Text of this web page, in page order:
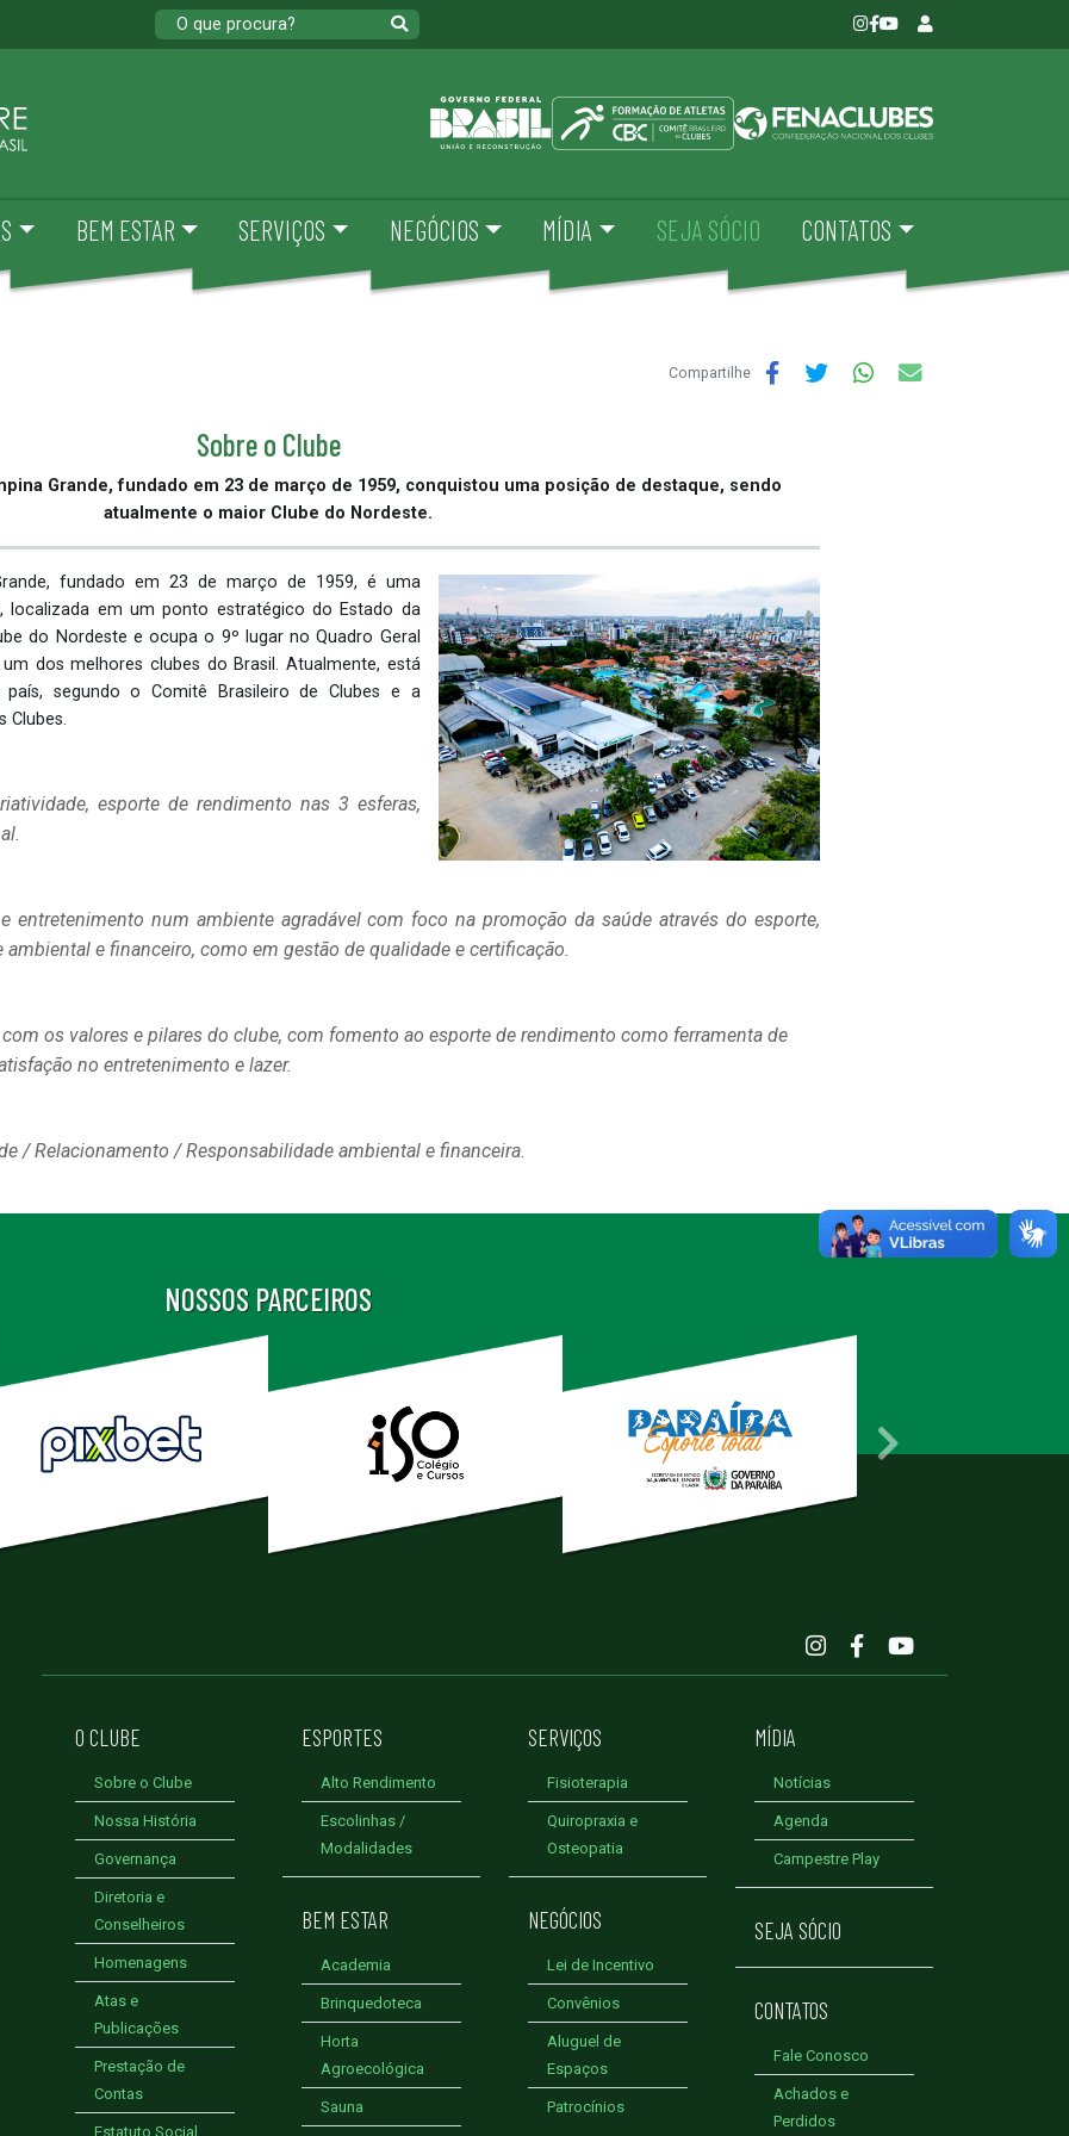
BEM ESTAR SERVIÇOS NEGÓCIOS MÍDIA SEJA SÓCIO CONTATOS
Compartilhe
Sobre o Clube
Grande, fundado em 23 de março de 1959, conquistou uma posição de destaque, sendo
atualmente o maior Clube do Nordeste.
fundado em 23 de março de 1959, é uma
localizada em um ponto estratégico do Estado da
do Nordeste e ocupa o 9º lugar no Quadro Geral
dos melhores clubes do Brasil. Atualmente, está
segundo o Comitê Brasileiro de Clubes e a
Clubes.
esporte de rendimento nas 3 esferas,
entretenimento num ambiente agradável com foco na promoção da saúde através do esporte,
e financeiro, como em gestão de qualidade e certificação.
os valores e pilares do clube, com fomento ao esporte de rendimento como ferramenta de
no entretenimento e lazer.
/ Relacionamento / Responsabilidade ambiental e financeira.
NOSSOS PARCEIROS
O CLUBE
Sobre o Clube
Nossa História
Governança
Diretoria e
Conselheiros
Homenagens
Atas e
Publicações
Prestação de
Contas
Estatuto Social
ESPORTES
Alto Rendimento
Escolinhas /
Modalidades
BEM ESTAR
Academia
Brinquedoteca
Horta
Agroecológica
Sauna
SERVIÇOS
Fisioterapia
Quiropraxia e
Osteopatia
NEGÓCIOS
Lei de Incentivo
Convênios
Aluguel de
Espaços
Patrocínios
MÍDIA
Notícias
Agenda
Campestre Play
SEJA SÓCIO
CONTATOS
Fale Conosco
Achados e
Perdidos